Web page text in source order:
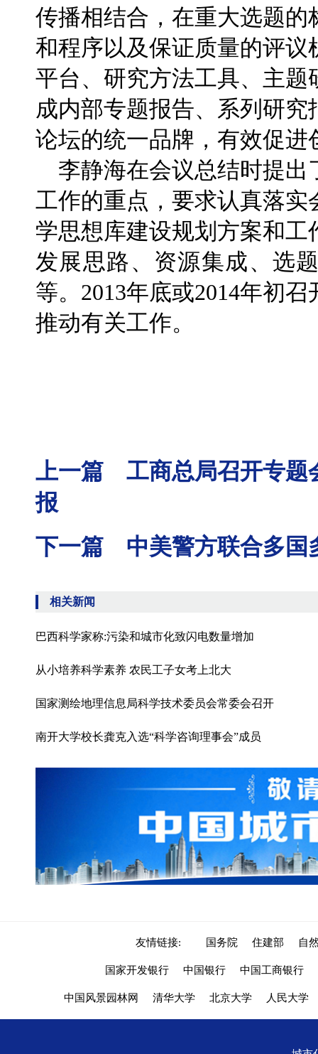
传播相结合，在重大选题
和程序以及保证质量的评
平台、研究方法工具、主
成内部专题报告、系列研
论坛的统一品牌，有效促进
李静海在会议总结时提出
工作的重点，要求认真落实
学思想库建设规划方案和
发展思路、资源集成、选
等。2013年底或2014年初
推动有关工作。
上一篇 工商总局召开专题
报
下一篇 中美警方联合多国
相关新闻
巴西科学家称:污染和城市化致闪电数量增加
从小培养科学素养 农民工子女考上北大
国家测绘地理信息局科学技术委员会常委会召开
南开大学校长龚克入选“科学咨询理事会”成员
友情链接: 国务院 住建部 自
国家开发银行 中国银行 中国工商银行
中国风景园林网 清华大学 北京大学 人民大学